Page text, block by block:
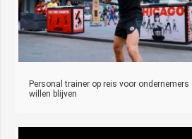
Personal trainer op reis voor
willen blijven